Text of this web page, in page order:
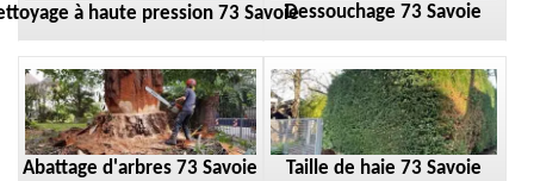
à haute pression 73 SavoieDessouchage 73 Savoie
Abattage d'arbres 73 Savoie Taille de haie 73 Savoie